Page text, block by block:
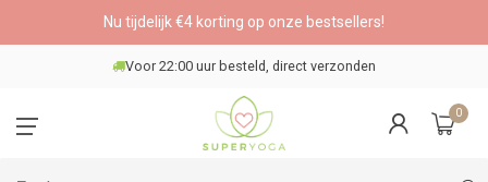
Nu tijdelijk €4 korting op onze bestsellers!
Voor 22:00 uur besteld, direct verzonden
0